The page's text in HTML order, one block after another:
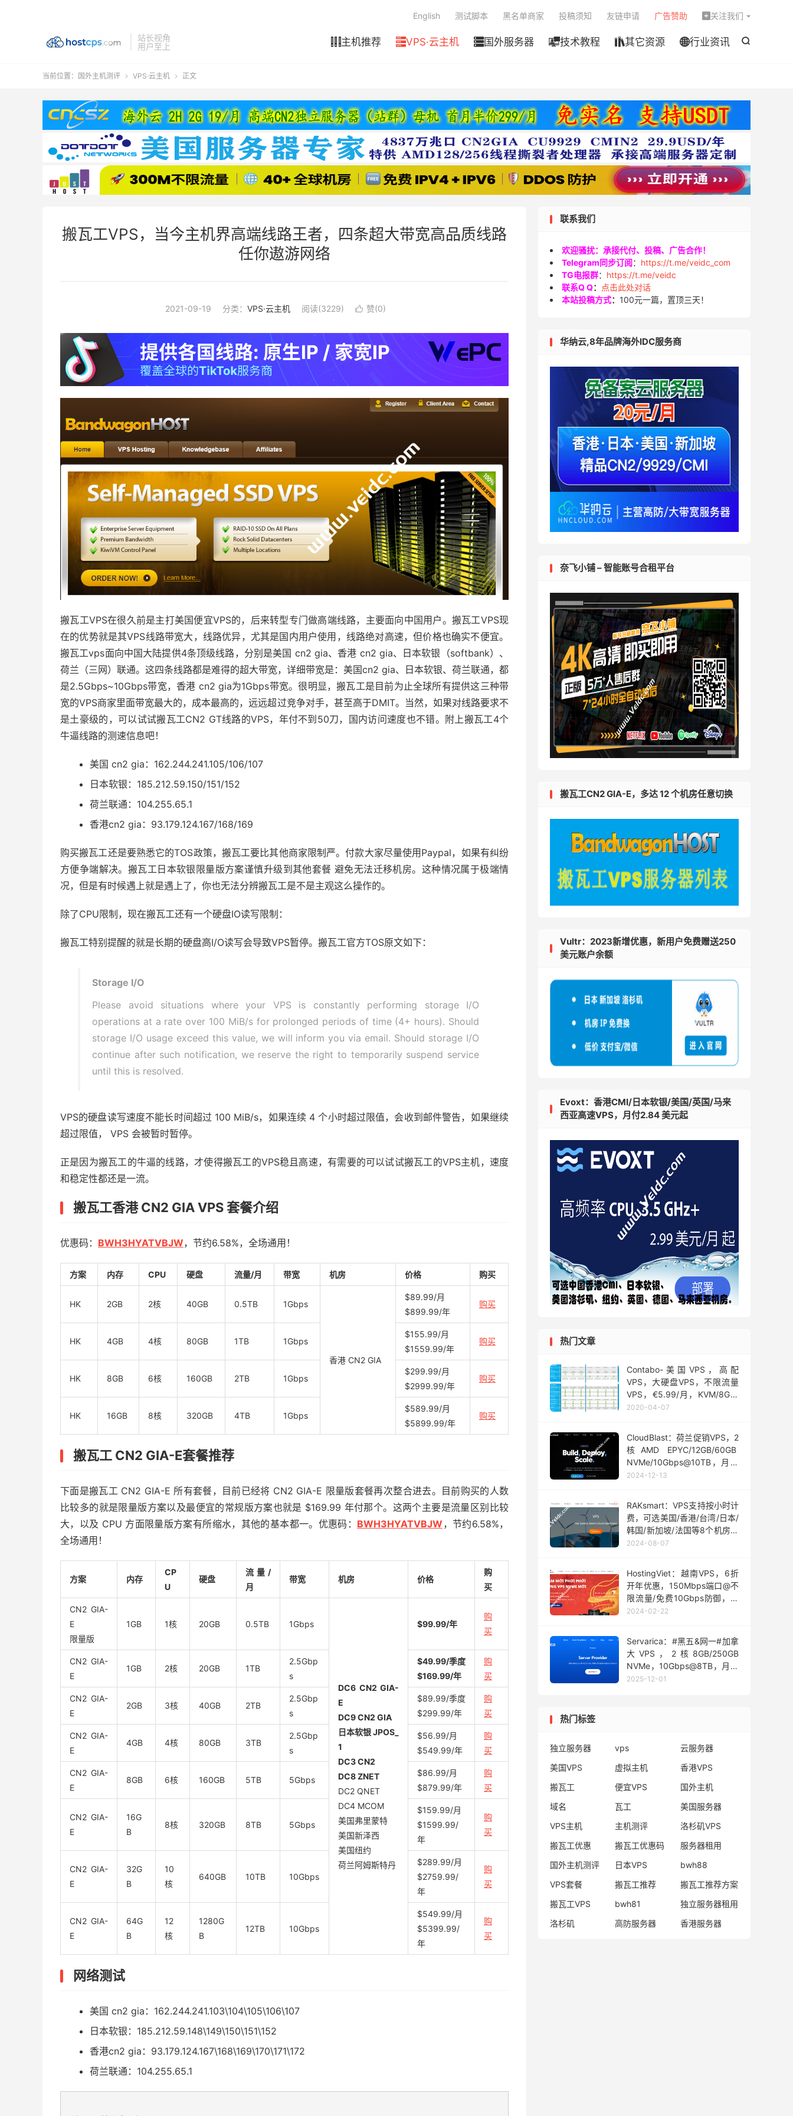
站长视角
用户至上

主机推荐 VPS·云主机 国外服务器 技术教程 其它资源 行业资讯
English 测试脚本 黑名单商家 投稿须知 友链申请 广告赞助  关注我们
当前位置： 国外主机测评  VPS·云主机  正文
搬瓦工VPS，当今主机界高端线路王者，四条超大带宽高品质线路
任你遨游网络
2021-09-19 分类： VPS·云主机 阅读(3229)  赞(0)
搬瓦工VPS在很久前是主打美国便宜VPS的，后来转型专门做高端线路，主要面向中国用户。搬瓦工VPS现
在的优势就是其VPS线路带宽大，线路优异，尤其是国内用户使用，线路绝对高速，但价格也确实不便宜。
搬瓦工vps面向中国大陆提供4条顶级线路，分别是美国 cn2 gia、香港 cn2 gia、日本软银（softbank）、
荷兰（三网）联通。这四条线路都是难得的超大带宽，详细带宽是：美国cn2 gia、日本软银、荷兰联通，都
是2.5Gbps~10Gbps带宽，香港 cn2 gia为1Gbps带宽。很明显，搬瓦工是目前为止全球所有提供这三种带
宽的VPS商家里面带宽最大的，成本最高的，远远超过竞争对手，甚至高于DMIT。当然，如果对线路要求不
是土豪级的，可以试试搬瓦工CN2 GT线路的VPS，年付不到50刀，国内访问速度也不错。 附上搬瓦工4个
牛逼线路的测速信息吧！
美国 cn2 gia：162.244.241.105/106/107
日本软银：185.212.59.150/151/152
荷兰联通：104.255.65.1
香港cn2 gia：93.179.124.167/168/169
购买搬瓦工还是要熟悉它的TOS政策，搬瓦工要比其他商家限制严。付款大家尽量使用Paypal，如果有纠纷
方便争端解决。搬瓦工日本软银限量版方案谨慎升级到其他套餐 避免无法迁移机房。这种情况属于极端情
况，但是有时候遇上就是遇上了，你也无法分辨搬瓦工是不是主观这么操作的。
除了CPU限制，现在搬瓦工还有一个硬盘IO读写限制：
搬瓦工特别提醒的就是长期的硬盘高I/O读写会导致VPS暂停。搬瓦工官方TOS原文如下：
Storage I/O
Please avoid situations where your VPS is constantly performing storage I/O
operations at a rate over 100 MiB/s for prolonged periods of time (4+ hours). Should
storage I/O usage exceed this value, we will inform you via email. Should storage I/O
continue after such notification, we reserve the right to temporarily suspend service
until this is resolved.
VPS的硬盘读写速度不能长时间超过 100 MiB/s，如果连续 4 个小时超过限值，会收到邮件警告，如果继续
超过限值， VPS 会被暂时暂停。
正是因为搬瓦工的牛逼的线路，才使得搬瓦工的VPS稳且高速，有需要的可以试试搬瓦工的VPS主机，速度
和稳定性都还是一流。
搬瓦工香港 CN2 GIA VPS 套餐介绍
优惠码： BWH3HYATVBJW，节约6.58%，全场通用！
方案 内存 CPU 硬盘 流量/月 带宽 机房 价格 购买
HK 2GB 2核 40GB 0.5TB 1Gbps
香港 CN2 GIA
$89.99/月
$899.99/年
购买
HK 4GB 4核 80GB 1TB 1Gbps
$155.99/月
$1559.99/年
购买
HK 8GB 6核 160GB 2TB 1Gbps
$299.99/月
$2999.99/年
购买
HK 16GB 8核 320GB 4TB 1Gbps
$589.99/月
$5899.99/年
购买
搬瓦工 CN2 GIA-E套餐推荐
下面是搬瓦工 CN2 GIA-E 所有套餐，目前已经将 CN2 GIA-E 限量版套餐再次整合进去。目前购买的人数
比较多的就是限量版方案以及最便宜的常规版方案也就是 $169.99 年付那个。这两个主要是流量区别比较
大，以及 CPU 方面限量版方案有所缩水，其他的基本都一。优惠码： BWH3HYATVBJW ，节约6.58%，
全场通用！
方案 内存
CP
U
硬盘
流量/
月
带宽 机房 价格
购
买
CN2 GIA-
E
限量版
1GB 1核 20GB 0.5TB 1Gbps
DC6 CN2 GIA-
E
DC9 CN2 GIA
日本软银 JPOS_
1
DC3 CN2
DC8 ZNET
DC2 QNET
DC4 MCOM
美国弗里蒙特
美国新泽西
美国纽约
荷兰阿姆斯特丹
$99.99/年
购
买
CN2 GIA-
E
1GB 2核 20GB 1TB
2.5Gbp
s
$49.99/季度
$169.99/年
购
买
CN2 GIA-
E
2GB 3核 40GB 2TB
2.5Gbp
s
$89.99/季度
$299.99/年
购
买
CN2 GIA-
E
4GB 4核 80GB 3TB
2.5Gbp
s
$56.99/月
$549.99/年
购
买
CN2 GIA-
E
8GB 6核 160GB 5TB 5Gbps
$86.99/月
$879.99/年
购
买
CN2 GIA-
E
16G
B
8核 320GB 8TB 5Gbps
$159.99/月
$1599.99/
年
购
买
CN2 GIA-
E
32G
B
10
核
640GB 10TB 10Gbps
$289.99/月
$2759.99/
年
购
买
CN2 GIA-
E
64G
B
12
核
1280G
B
12TB 10Gbps
$549.99/月
$5399.99/
年
购
买
网络测试
美国 cn2 gia：162.244.241.103\104\105\106\107
日本软银：185.212.59.148\149\150\151\152
香港cn2 gia：93.179.124.167\168\169\170\171\172
荷兰联通：104.255.65.1
联系我们
欢迎骚扰：承接代付、投稿、广告合作！
Telegram同步订阅： https://t.me/veidc_com
TG电报群： https://t.me/veidc
联系Q Q：
点击此处对话
本站投稿方式： 100元一篇，置顶三天！
华纳云,8年品牌海外IDC服务商
奈飞小铺 – 智能账号合租平台
搬瓦工CN2 GIA-E，多达 12 个机房任意切换
Vultr：2023新增优惠，新用户免费赠送250
美元账户余额
Evoxt：香港CMI/日本软银/美国/英国/马来
西亚高速VPS，月付2.84 美元起
热门文章
Contabo-美国VPS，高配
VPS，大硬盘VPS，不限流量
VPS，€5.99/月，KVM/8G内
存/4核/200gSSD/200Mbps
2020-04-07
CloudBlast：荷兰促销VPS，2
核AMD EPYC/12GB/60GB
NVMe/10Gbps@10TB，月付
€6 / 0.00833€/小时
2024-12-13
RAKsmart：VPS支持按小时计
费，可选美国/香港/台湾/日本/
韩国/新加坡/法国等8个机房，
多种线路选择/不限流量，0.01
2024-08-07
HostingViet：越南VPS，6折
开年优惠，150Mbps端口@不
限流量/免费10Gbps防御，月
付22元起
2024-02-22
Servarica：#黑五&网一#加拿
大VPS，2核8GB/250GB
NVMe，10Gbps@8TB，月付
$5起，1TB大硬盘VPS年付
2025-12-01
热门标签
独立服务器 vps
云服务器
美国VPS
虚拟主机
香港VPS
搬瓦工
便宜VPS
国外主机
域名
瓦工
美国服务器
VPS主机
主机测评
洛杉矶VPS
搬瓦工优惠
搬瓦工优惠码
服务器租用
国外主机测评
日本VPS
bwh88
VPS套餐
搬瓦工推荐
搬瓦工推荐方案
搬瓦工VPS
bwh81
独立服务器租用
洛杉矶
高防服务器 香港服务器